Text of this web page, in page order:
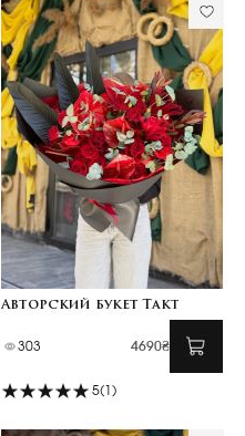
Авторский букет Такт
303 4690₴
5(1)